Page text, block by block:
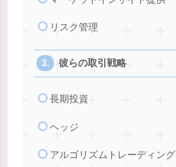
リスク管理
彼らの取引戦略
長期投資
ヘッジ
アルゴリズムトレーディング